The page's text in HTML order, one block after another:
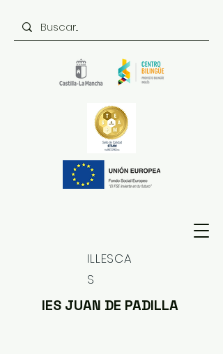
ILLESCA
S
IES JUAN DE PADILLA